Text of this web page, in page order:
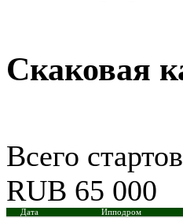
Скаковая
Всего
RUB 65 000
Дата Ипподром